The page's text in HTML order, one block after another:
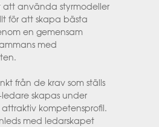
att använda styrmodeller
för att skapa bästa
en gemensam
med
från de krav som ställs
ledare skapas under
kompetensprofil.
med ledarskapet